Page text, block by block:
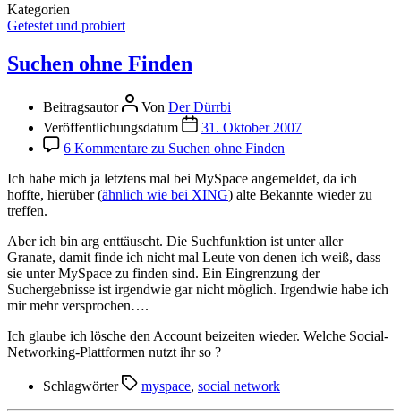
Kategorien
Getestet und probiert
Suchen ohne Finden
Beitragsautor Von Der Dürrbi
Veröffentlichungsdatum
31. Oktober 2007
6 Kommentare zu Suchen ohne Finden
Ich habe mich ja letztens mal bei MySpace angemeldet, da ich
hoffte, hierüber (ähnlich wie bei XING) alte Bekannte wieder zu
treffen.
Aber ich bin arg enttäuscht. Die Suchfunktion ist unter aller
Granate, damit finde ich nicht mal Leute von denen ich weiß, dass
sie unter MySpace zu finden sind. Ein Eingrenzung der
Suchergebnisse ist irgendwie gar nicht möglich. Irgendwie habe ich
mir mehr versprochen….
Ich glaube ich lösche den Account beizeiten wieder. Welche Social-
Networking-Plattformen nutzt ihr so ?
Schlagwörter myspace, social network